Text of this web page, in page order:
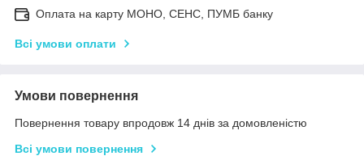
Оплата на карту МОНО, СЕНС, ПУМБ банку
Всі умови оплати
Умови повернення
Повернення товару впродовж 14 днів за домовленістю
Всі умови повернення